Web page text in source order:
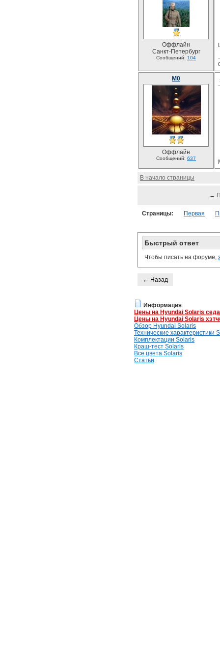
Оффлайн
Санкт-Петербург
Сообщений: 104
M0
Оффлайн
Сообщений: 637
В начало страницы
←
Страницы: Первая
Быстрый ответ
Чтобы писать на форуме,
← Назад
Информация
Цены на Hyundai Solaris
Цены на Hyundai Solaris
Обзор Hyundai Solaris
Технические характеристики
Комплектации Solaris
Краш-тест Solaris
Все цвета Solaris
Статьи